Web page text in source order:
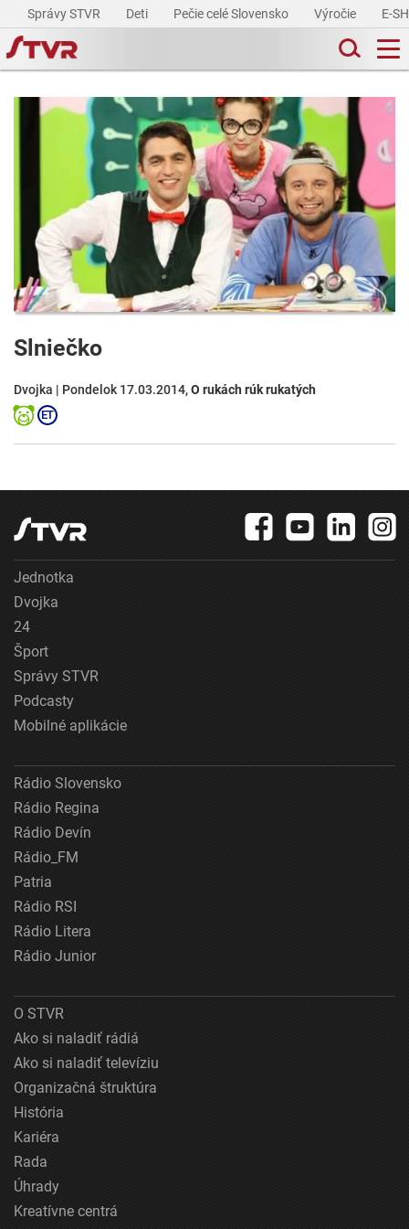
Správy STVR Deti Pečie celé Slovensko Výročie E-
Slniečko
Dvojka | Pondelok 17.03.2014,O rukách rúk rukatých
Jednotka
Dvojka
24
Šport
Správy STVR
Podcasty
Mobilné aplikácie
Rádio Slovensko
Rádio Regina
Rádio Devín
Rádio_FM
Patria
Rádio RSI
Rádio Litera
Rádio Junior
O STVR
Ako si naladiť rádiá
Ako si naladiť televíziu
Organizačná štruktúra
História
Kariéra
Rada
Úhrady
Kreatívne centrá